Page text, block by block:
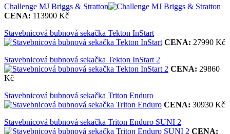
Challenge MJ Briggs & Stratton
CENA: 113900 Kč
Stavebnicová bubnová sekačka Tekton InStart
CENA: 27990 Kč
Stavebnicová bubnová sekačka Tekton InStart 2
CENA: 29860
Kč
Stavebnicová bubnová sekačka Triton Enduro
CENA: 30930 Kč
Stavebnicová bubnová sekačka Triton Enduro SUNI 2
CENA: